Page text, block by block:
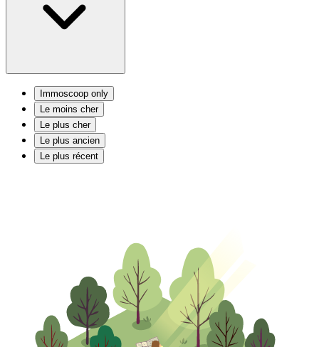
Immoscoop only
Le moins cher
Le plus cher
Le plus ancien
Le plus récent